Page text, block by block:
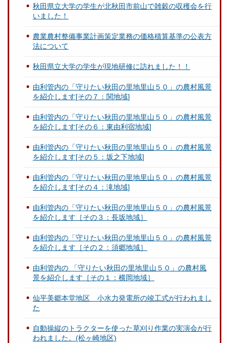
秋田県立大学の学生が北秋田市前山で雑穀の収穫会を行
いました！
農業農村整備事業計画策定業務の価格積算基準の公表方
法について
秋田県立大学の学生が現地研修に訪れました！！
由利管内の「守りたい秋田の里地里山５０」の農村風景
を紹介します[その７：関地域]
由利管内の「守りたい秋田の里地里山５０」の農村風景
を紹介します[その６：東由利宿地域]
由利管内の「守りたい秋田の里地里山５０」の農村風景
を紹介します[その５：坂之下地域]
由利管内の「守りたい秋田の里地里山５０」の農村風景
を紹介します[その４：滝地域]
由利管内の「守りたい秋田の里地里山５０」の農村風景
を紹介します［その３：長坂地域］
由利管内の「守りたい秋田の里地里山５０」の農村風景
を紹介します［その２：須郷地域］
由利管内の 「守りたい秋田の里地里山５０」の農村風
景を紹介します［その１：横岡地域］
仙平美郷本堂地区 小水力発電所の竣工式が行われまし
た
自動操縦のトラクターを使った草刈り作業の実演会が行
われました。(松ヶ崎地区)